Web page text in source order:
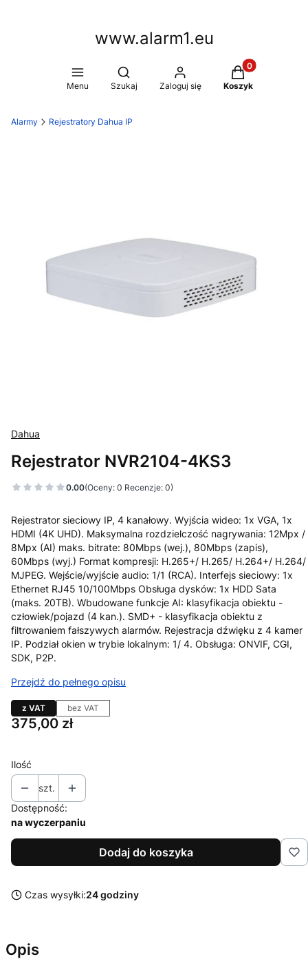
www.alarm1.eu
Menu
Otwórz wyszukiwarkę
Szukaj Zaloguj się
Produkty w
Koszyk
Alarmy Rejestratory Dahua IP
Dahua
Rejestrator NVR2104-4KS3
0.00(Oceny: 0 Recenzje: 0)
Rejestrator sieciowy IP, 4 kanałowy. Wyjścia wideo: 1x VGA, 1x
HDMI (4K UHD). Maksymalna rozdzielczość nagrywania: 12Mpx /
8Mpx (AI) maks. bitrate: 80Mbps (wej.), 80Mbps (zapis),
60Mbps (wyj.) Format kompresji: H.265+/ H.265/ H.264+/ H.264/
MJPEG. Wejście/wyjście audio: 1/1 (RCA). Interfejs sieciowy: 1x
Ethernet RJ45 10/100Mbps Obsługa dysków: 1x HDD Sata
(maks. 20TB). Wbudowane funkcje AI: klasyfikacja obiektu -
człowiek/pojazd (4 kan.). SMD+ - klasyfikacja obiektu z
filtrowaniem fałszywych alarmów. Rejestracja dźwięku z 4 kamer
IP. Podział okien w trybie lokalnym: 1/ 4. Obsługa: ONVIF, CGI,
SDK, P2P.
Przejdź do pełnego opisu
z VAT bez VAT
Cena
375,00 zł
Ilość
szt.
Dostępność:
na wyczerpaniu
Dodaj do koszyka
Czas wysyłki:24 godziny
Opis